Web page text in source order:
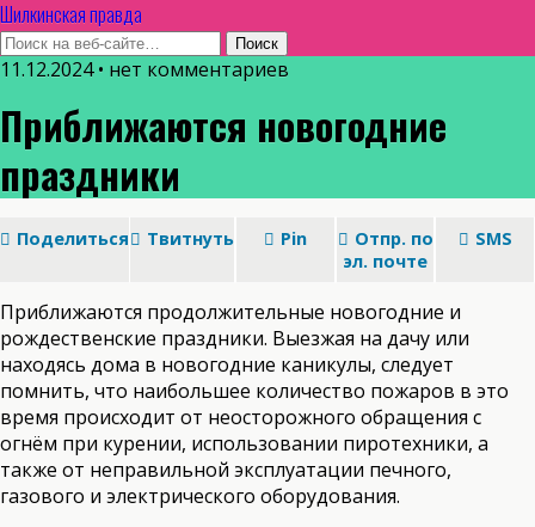
Шилкинская правда
11.12.2024 • нет комментариев
Приближаются новогодние
праздники
Поделиться Твитнуть Pin
Отпр. по
эл. почте
SMS
Приближаются продолжительные новогодние и
рождественские праздники. Выезжая на дачу или
находясь дома в новогодние каникулы, следует
помнить, что наибольшее количество пожаров в это
время происходит от неосторожного обращения с
огнём при курении, использовании пиротехники, а
также от неправильной эксплуатации печного,
газового и электрического оборудования.